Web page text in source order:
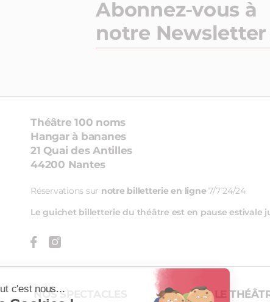
Abonnez-vous à
notre Newsletter
NOS SPECTACLES LE
Théâtre 100 noms
Hangar à bananes
21 Quai des Antilles
44200 Nantes
Réservations sur notre billetterie en ligne 7/7 24/24
Le guichet billetterie du théâtre est en pause estivale
Salut c'est nous...